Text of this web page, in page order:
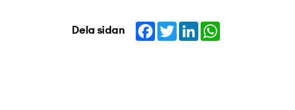
Dela sidan Facebook
TwitterLinkedIn